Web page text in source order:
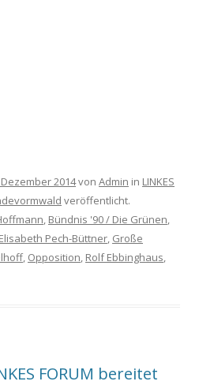
2014von Admin in LINKES
veröffentlicht.
, Bündnis '90 / Die Grünen,
Elisabeth Pech-Büttner, Große
, Opposition, Rolf Ebbinghaus,
FORUM bereitet